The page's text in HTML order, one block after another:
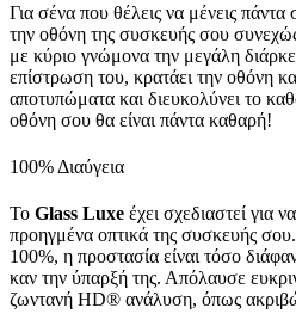
Για σένα που θέλεις να μένεις πάντα
την οθόνη της συσκευής σου
με κύριο γνώμονα την μεγάλη
επίστρωση του, κρατάει την οθόνη
αποτυπώματα και διευκολύνει το
οθόνη σου θα είναι πάντα καθαρή!
100% Διαύγεια
Το Glass Luxe έχει σχεδιαστεί για
προηγμένα οπτικά της συσκευής
100%, η προστασία είναι τόσο
καν την ύπαρξή της. Απόλαυσε
ζωντανή HD® ανάλυση, όπως